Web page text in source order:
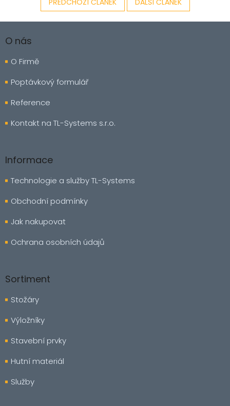
PŘEDCHOZÍ ČLÁNEK DALŠÍ ČLÁNEK
á
a
O nás
O Firmě
Poptávkový formulář
Reference
Kontakt na TL-Systems s.r.o.
Informace
Technologie a služby TL-Systems
Obchodní podmínky
Jak nakupovat
Ochrana osobních údajů
Sortiment
Stožáry
Výložníky
Stavební prvky
Hutní materiál
Služby